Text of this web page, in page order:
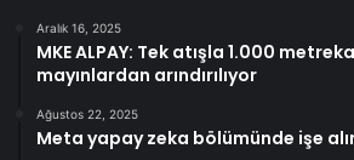
Aralık 16, 2025
MKE ALPAY: Tek atışla 1.000
mayınlardan arındırılıyor
Ağustos 22, 2025
Meta yapay zeka bölümünde işe